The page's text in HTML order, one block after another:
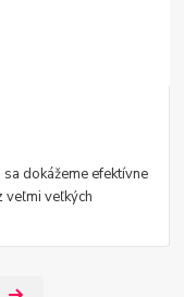
dokážeme efektívne
veľmi veľkých